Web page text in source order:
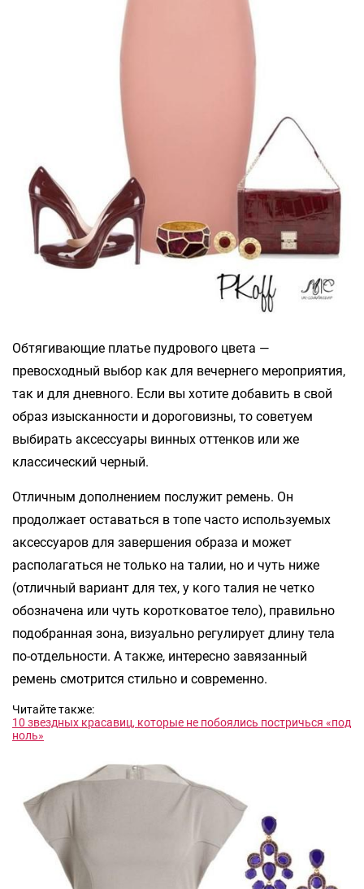
Обтягивающие платье пудрового цвета —
превосходный выбор как для вечернего мероприятия,
так и для дневного. Если вы хотите добавить в свой
образ изысканности и дороговизны, то советуем
выбирать аксессуары винных оттенков или же
классический черный.
Отличным дополнением послужит ремень. Он
продолжает оставаться в топе часто используемых
аксессуаров для завершения образа и может
располагаться не только на талии, но и чуть ниже
(отличный вариант для тех, у кого талия не четко
обозначена или чуть коротковатое тело), правильно
подобранная зона, визуально регулирует длину тела
по-отдельности. А также, интересно завязанный
ремень смотрится стильно и современно.
Читайте также:
10 звездных красавиц, которые не побоялись постричься «под
ноль»